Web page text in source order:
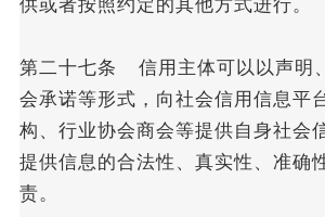
供或者按照约定的其他方式进行。
第二十七条 信用主体可以以声明
会承诺等形式，向社会信用信息平
构、行业协会商会等提供自身社会
提供信息的合法性、真实性、准确
责。